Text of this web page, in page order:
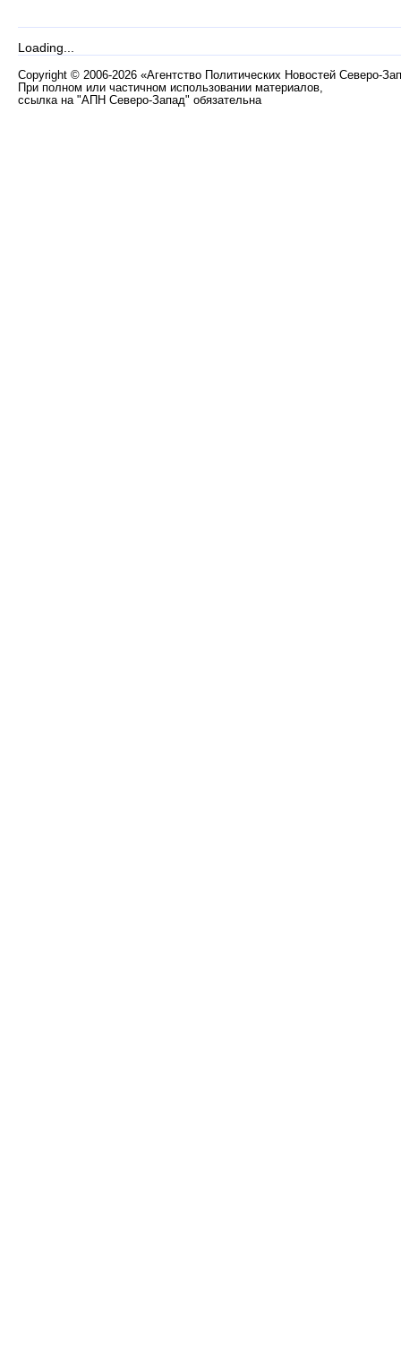
Loading...
Copyright © 2006-2026 «Агентство Политических Новостей Северо-
При полном или частичном использовании материалов,
ссылка на "АПН Северо-Запад" обязательна